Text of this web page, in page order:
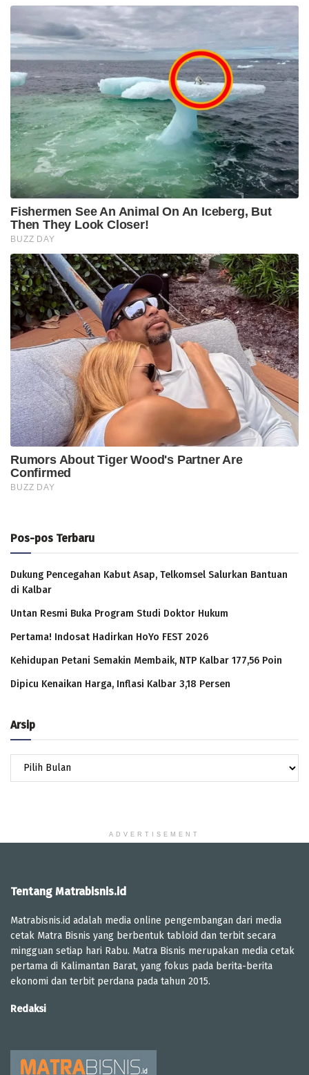
Pos-pos Terbaru
Dukung Pencegahan Kabut Asap, Telkomsel Salurkan Bantuan
di Kalbar
Untan Resmi Buka Program Studi Doktor Hukum
Pertama! Indosat Hadirkan HoYo FEST 2026
Kehidupan Petani Semakin Membaik, NTP Kalbar 177,56 Poin
Dipicu Kenaikan Harga, Inflasi Kalbar 3,18 Persen
Arsip
Arsip
ADVERTISEMENT
Tentang Matrabisnis.id
Matrabisnis.id adalah media online pengembangan dari media
cetak Matra Bisnis yang berbentuk tabloid dan terbit secara
mingguan setiap hari Rabu. Matra Bisnis merupakan media cetak
pertama di Kalimantan Barat, yang fokus pada berita-berita
ekonomi dan terbit perdana pada tahun 2015.
Redaksi